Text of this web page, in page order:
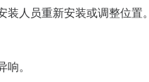
装人员重新安装或调整位置。
响。